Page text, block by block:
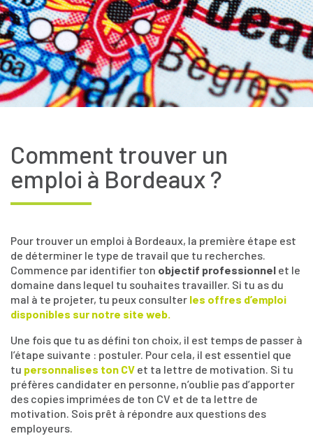
Comment trouver un
emploi à Bordeaux ?
Pour trouver un emploi à Bordeaux, la première étape est
de déterminer le type de travail que tu recherches.
Commence par identifier ton objectif professionnel et le
domaine dans lequel tu souhaites travailler. Si tu as du
mal à te projeter, tu peux consulter les offres d’emploi
disponibles sur notre site web.
Une fois que tu as défini ton choix, il est temps de passer à
l’étape suivante : postuler. Pour cela, il est essentiel que
tu personnalises ton CV et ta lettre de motivation. Si tu
préfères candidater en personne, n’oublie pas d’apporter
des copies imprimées de ton CV et de ta lettre de
motivation. Sois prêt à répondre aux questions des
employeurs.